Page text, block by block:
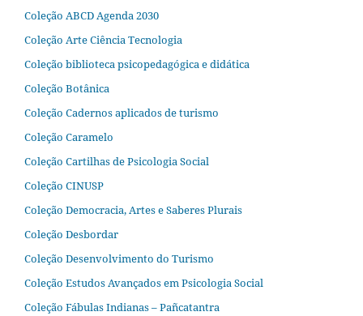
Coleção ABCD Agenda 2030
Coleção Arte Ciência Tecnologia
Coleção biblioteca psicopedagógica e didática
Coleção Botânica
Coleção Cadernos aplicados de turismo
Coleção Caramelo
Coleção Cartilhas de Psicologia Social
Coleção CINUSP
Coleção Democracia, Artes e Saberes Plurais
Coleção Desbordar
Coleção Desenvolvimento do Turismo
Coleção Estudos Avançados em Psicologia Social
Coleção Fábulas Indianas – Pañcatantra